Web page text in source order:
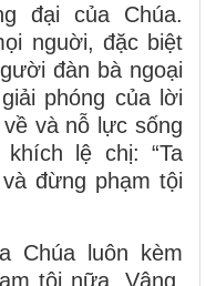
đại của Chúa.
nguời, đặc biệt
đàn bà ngoại
phóng của lời
và nỗ lực sống
lệ chị: “Ta
đừng phạm tội
Chúa luôn kèm
tội nữa. Vâng,